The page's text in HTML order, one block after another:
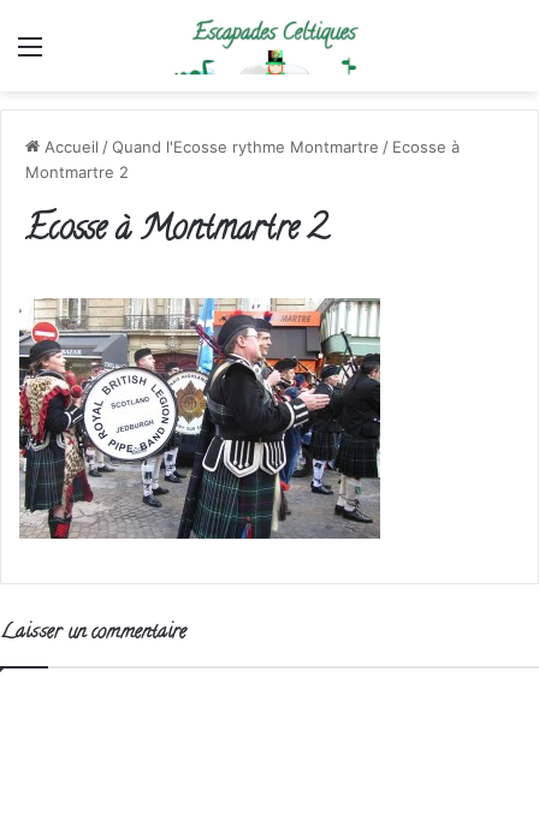
Menu
Accueil /Quand l'Ecosse rythme Montmartre / Ecosse à
Montmartre 2
Ecosse à Montmartre 2
Laisser un commentaire